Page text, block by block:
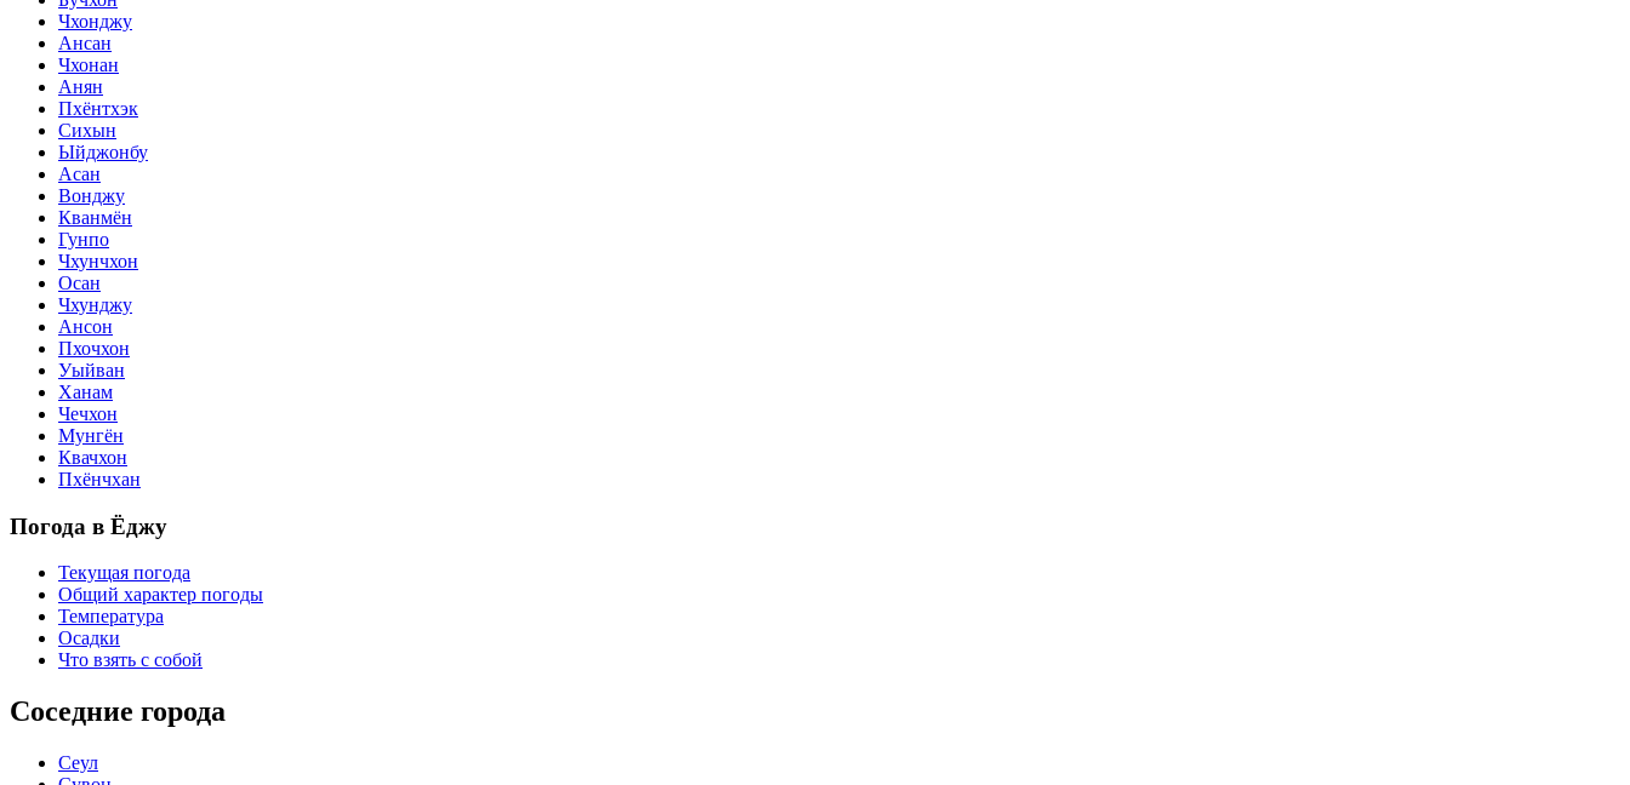
Чхонджу
Ансан
Чхонан
Анян
Пхёнтхэк
Сихын
Ыйджонбу
Асан
Вонджу
Кванмён
Гунпо
Чхунчхон
Осан
Чхунджу
Ансон
Пхочхон
Уыйван
Ханам
Чечхон
Мунгён
Квачхон
Пхёнчхан
Погода в Ёджу
Текущая погода
Общий характер погоды
Температура
Осадки
Что взять с собой
Соседние города
Сеул